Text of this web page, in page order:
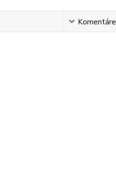
Komentáre